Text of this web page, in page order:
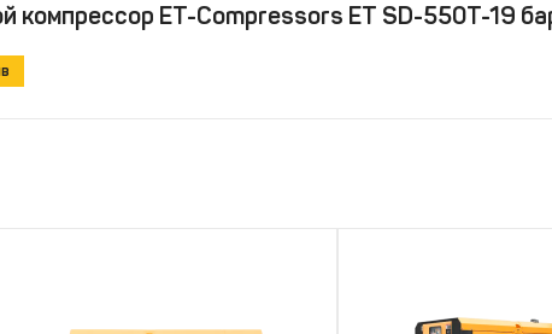
компрессор ET-Compressors ET SD-550T-19